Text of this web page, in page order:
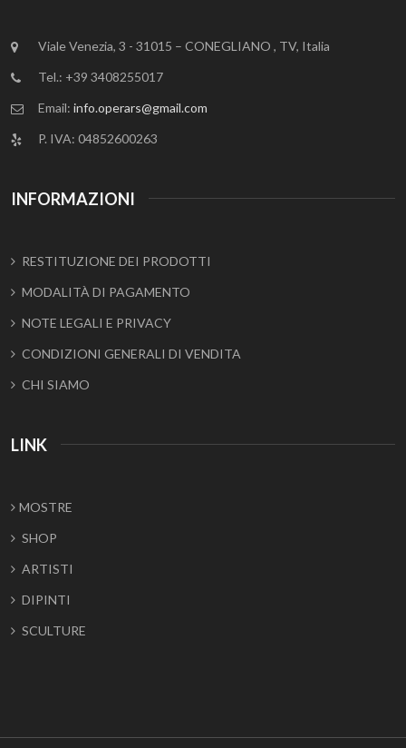
Viale Venezia, 3 - 31015 – CONEGLIANO , TV, Italia
Tel.: +39 3408255017
Email: info.operars@gmail.com
P. IVA: 04852600263
INFORMAZIONI
RESTITUZIONE DEI PRODOTTI
MODALITÀ DI PAGAMENTO
NOTE LEGALI E PRIVACY
CONDIZIONI GENERALI DI VENDITA
CHI SIAMO
LINK
MOSTRE
SHOP
ARTISTI
DIPINTI
SCULTURE